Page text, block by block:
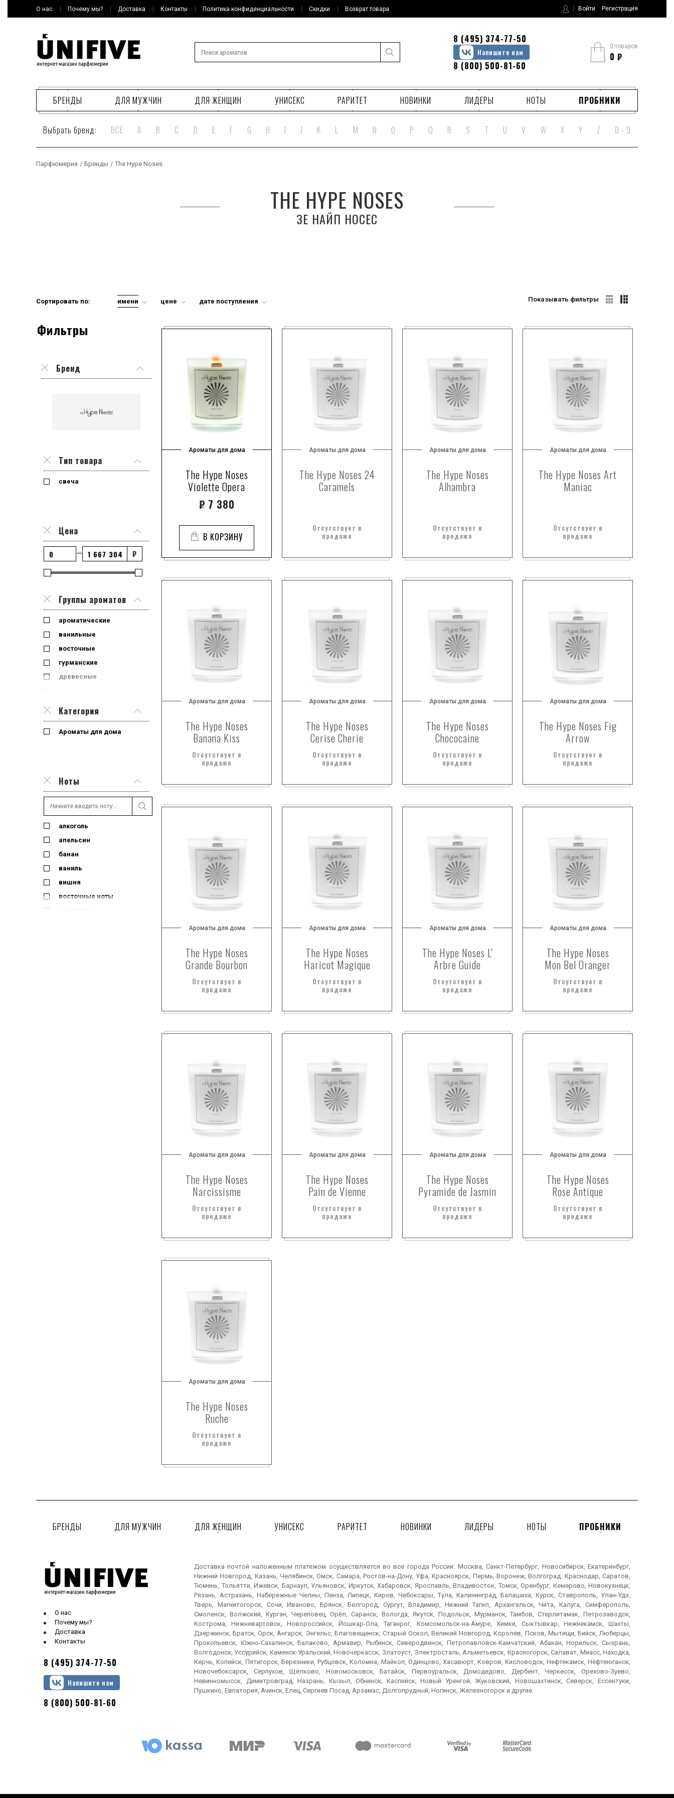
О нас Почему мы? Доставка Контакты Политика конфиденциальности Скидки Возврат товара Войти Регистрация
8 (495) 374-77-50
Напишите нам
8 (800) 500-81-60
0 товаров
0 ₽
БРЕНДЫ ДЛЯ МУЖЧИН ДЛЯ ЖЕНЩИН УНИСЕКС РАРИТЕТ НОВИНКИ ЛИДЕРЫ НОТЫ ПРОБНИКИ
Выбрать бренд: ВСЕ A B C D E F G H I J K L M N O P Q R S T U V W X Y Z 0 - 9
Парфюмерия / Бренды / The Hype Noses
THE HYPE NOSES
ЗЕ НАЙП НОСЕС
Фильтры
Бренд
Тип товара
свеча
Ноты
алкоголь
апельсин
банан
ваниль
вишня
восточные ноты
Категория
Ароматы для дома
Цена
— ₽
Группы ароматов
ароматические
ванильные
восточные
гурманские
древесные
цветочные
Сортировать по: имени цене дате поступления Показывать фильтры
Ароматы для дома
The Hype Noses
Violette Opera
₽ 7 380
В КОРЗИНУ
Ароматы для дома
The Hype Noses 24
Caramels
Отсутствует в
продаже
Ароматы для дома
The Hype Noses
Alhambra
Отсутствует в
продаже
Ароматы для дома
The Hype Noses Art
Maniac
Отсутствует в
продаже
Ароматы для дома
The Hype Noses
Banana Kiss
Отсутствует в
продаже
Ароматы для дома
The Hype Noses
Cerise Cherie
Отсутствует в
продаже
Ароматы для дома
The Hype Noses
Chococaine
Отсутствует в
продаже
Ароматы для дома
The Hype Noses Fig
Arrow
Отсутствует в
продаже
Ароматы для дома
The Hype Noses
Grande Bourbon
Отсутствует в
продаже
Ароматы для дома
The Hype Noses
Haricot Magique
Отсутствует в
продаже
Ароматы для дома
The Hype Noses L'
Arbre Guide
Отсутствует в
продаже
Ароматы для дома
The Hype Noses
Mon Bel Oranger
Отсутствует в
продаже
Ароматы для дома
The Hype Noses
Narcissisme
Отсутствует в
продаже
Ароматы для дома
The Hype Noses
Pain de Vienne
Отсутствует в
продаже
Ароматы для дома
The Hype Noses
Pyramide de Jasmin
Отсутствует в
продаже
Ароматы для дома
The Hype Noses
Rose Antique
Отсутствует в
продаже
Ароматы для дома
The Hype Noses
Ruche
Отсутствует в
продаже
БРЕНДЫ ДЛЯ МУЖЧИН ДЛЯ ЖЕНЩИН УНИСЕКС РАРИТЕТ НОВИНКИ ЛИДЕРЫ НОТЫ ПРОБНИКИ
О нас
Почему мы?
Доставка
Контакты
8 (495) 374-77-50
Напишите нам
8 (800) 500-81-60
Доставка почтой наложенным платежом осуществляется во все города России: Москва, Санкт-Петербург, Новосибирск, Екатеринбург,
Нижний Новгород, Казань, Челябинск, Омск, Самара, Ростов-на-Дону, Уфа, Красноярск, Пермь, Воронеж, Волгоград, Краснодар, Саратов,
Тюмень, Тольятти, Ижевск, Барнаул, Ульяновск, Иркутск, Хабаровск, Ярославль, Владивосток, Томск, Оренбург, Кемерово, Новокузнецк,
Рязань, Астрахань, Набережные Челны, Пенза, Липецк, Киров, Чебоксары, Тула, Калининград, Балашиха, Курск, Ставрополь, Улан-Удэ,
Тверь, Магнитогорск, Сочи, Иваново, Брянск, Белгород, Сургут, Владимир, Нижний Тагил, Архангельск, Чита, Калуга, Симферополь,
Смоленск, Волжский, Курган, Череповец, Орёл, Саранск, Вологда, Якутск, Подольск, Мурманск, Тамбов, Стерлитамак, Петрозаводск,
Кострома, Нижневартовск, Новороссийск, Йошкар-Ола, Таганрог, Комсомольск-на-Амуре, Химки, Сыктывкар, Нижнекамск, Шахты,
Дзержинск, Братск, Орск, Ангарск, Энгельс, Благовещенск, Старый Оскол, Великий Новгород, Королёв, Псков, Мытищи, Бийск, Люберцы,
Прокопьевск, Южно-Сахалинск, Балаково, Армавир, Рыбинск, Северодвинск, Петропавловск-Камчатский, Абакан, Норильск, Сызрань,
Волгодонск, Уссурийск, Каменск-Уральский, Новочеркасск, Златоуст, Электросталь, Альметьевск, Красногорск, Салават, Миасс, Находка,
Керчь, Копейск, Пятигорск, Березники, Рубцовск, Коломна, Майкоп, Одинцово, Хасавюрт, Ковров, Кисловодск, Нефтекамск, Нефтеюганск,
Новочебоксарск, Серпухов, Щёлково, Новомосковск, Батайск, Первоуральск, Домодедово, Дербент, Черкесск, Орехово-Зуево,
Невинномысск, Димитровград, Назрань, Кызыл, Обнинск, Каспийск, Новый Уренгой, Жуковский, Новошахтинск, Северск, Ессентуки,
Пушкино, Евпатория, Ачинск, Елец, Сергиев Посад, Арзамас, Долгопрудный, Ногинск, Железногорск и другие.